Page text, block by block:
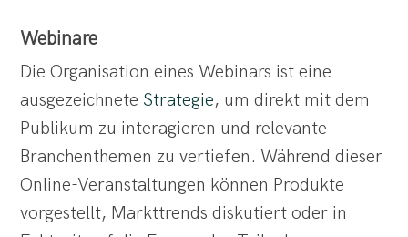
Webinare
Die Organisation eines Webinars ist eine
ausgezeichnete Strategie, um direkt mit dem
Publikum zu interagieren und relevante
Branchenthemen zu vertiefen. Während dieser
Online-Veranstaltungen können Produkte
vorgestellt, Markttrends diskutiert oder in